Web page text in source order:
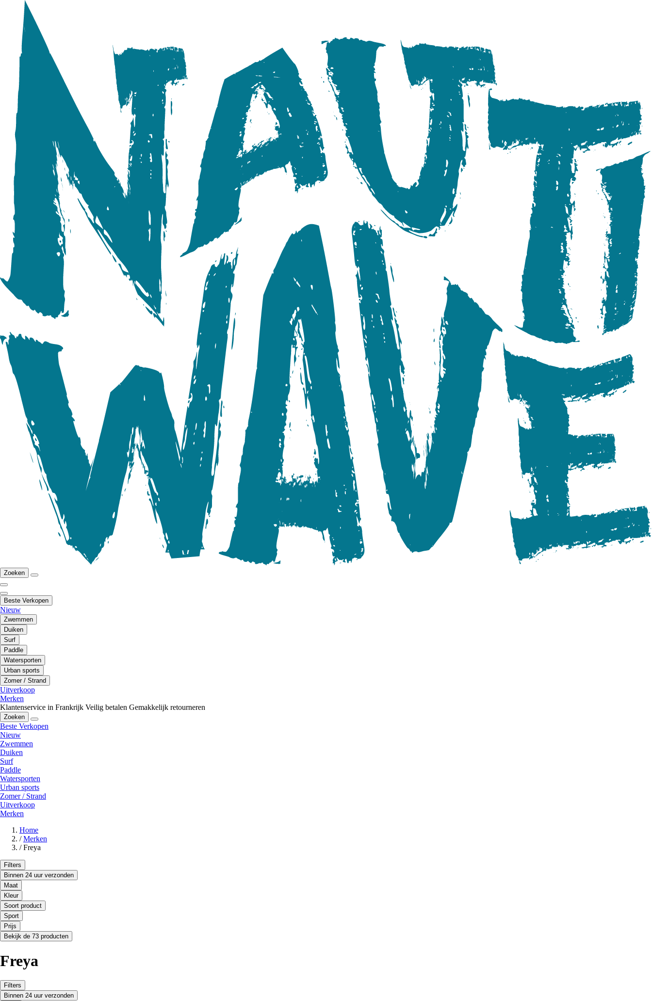
Zoeken
Beste Verkopen
Nieuw
Zwemmen
Duiken
Surf
Paddle
Watersporten
Urban sports
Zomer / Strand
Uitverkoop
Merken
Klantenservice in Frankrijk Veilig betalen Gemakkelijk retourneren
Zoeken
Beste Verkopen
Nieuw
Zwemmen
Duiken
Surf
Paddle
Watersporten
Urban sports
Zomer / Strand
Uitverkoop
Merken
Home
/ Merken
/ Freya
Filters
Binnen 24 uur verzonden
Maat
Kleur
Soort product
Sport
Prijs
Bekijk de 73 producten
Freya
Filters
Binnen 24 uur verzonden